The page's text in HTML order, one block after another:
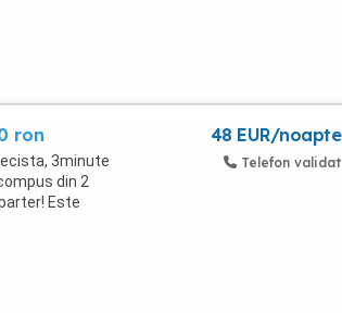
ron
3minute
din 2
Este
48 EUR/noapte
Telefon validat